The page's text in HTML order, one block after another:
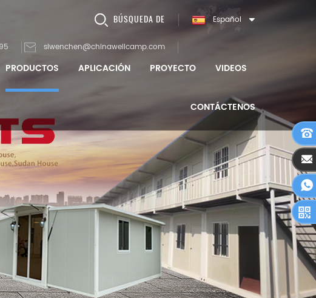
Español
BÚSQUEDA DE
siwenchen@chinawellcamp.com
PRODUCTOS APLICACIÓN PROYECTO VIDEOS
CONTÁCTENOS